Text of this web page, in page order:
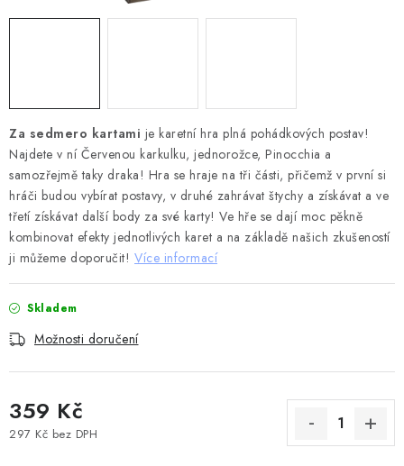
Podmínky ochrany osobních údajů
Kalendář akcí Bohemian Games 🎉
Kde koupit hry Bohemian Games
Zákaznická podpora
Provizní systém
Za sedmero kartami je karetní hra plná pohádkových postav!
Najdete v ní Červenou karkulku, jednorožce, Pinocchia a
samozřejmě taky draka! Hra se hraje na tři části, přičemž v první si
hráči budou vybírat postavy, v druhé zahrávat štychy a získávat a ve
třetí získávat další body za své karty! Ve hře se dají moc pěkně
kombinovat efekty jednotlivých karet a na základě našich zkušeností
ji můžeme doporučit! Více informací
Skladem
Možnosti doručení
359 Kč
297 Kč bez DPH